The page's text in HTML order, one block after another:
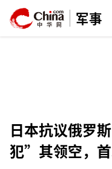
军事
日本抗议俄罗
犯”其领空，